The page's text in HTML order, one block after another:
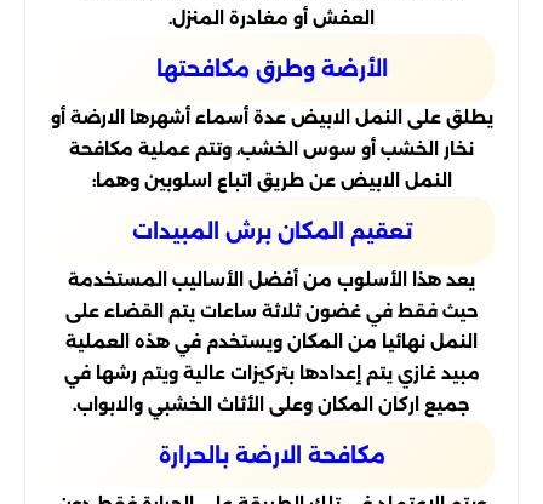
العفش أو مغادرة المنزل.
الأرضة وطرق مكافحتها
يطلق على النمل الابيض عدة أسماء أشهرها الارضة أو
نخار الخشب أو سوس الخشب، وتتم عملية مكافحة
النمل الابيض عن طريق اتباع اسلوبين وهما:
تعقيم المكان برش المبيدات
يعد هذا الأسلوب من أفضل الأساليب المستخدمة
حيث فقط في غضون ثلاثة ساعات يتم القضاء على
النمل نهائيا من المكان ويستخدم في هذه العملية
مبيد غازي يتم إعدادها بتركيزات عالية ويتم رشها في
جميع اركان المكان وعلى الأثاث الخشبي والابواب.
مكافحة الارضة بالحرارة